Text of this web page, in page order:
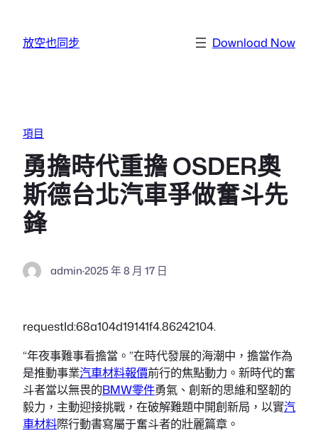
放空也同步 Download Now
項目
勇擔時代重擔 OSDER奧
斯德台北汽車爭做奮斗先
鋒
admin·2025 年 8 月 17 日
requestId:68a104d19141f4.86242104.
“年夜事難事看擔當。”在時代發展的海潮中，擔當作為
是推動事業汽車材料報價前行的焦點動力。新時代的奮
斗者當以無畏的BMW零件勇氣、創新的思維和堅韌的
毅力，主動迎接挑戰，在破解難題中開創新局，以實汽
車材料際行動書寫屬于奮斗者的壯麗篇章。